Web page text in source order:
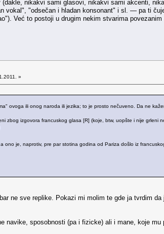
nikakvi sami glasovi, nikakvi sami akcenti,
vokal", "odsečan i hladan konsonant" i sl. — pa ti
Već to postoji u drugim nekim stvarima
»
ovoga ili onog naroda ili jezika; to je prosto nečuveno. Da ne
zbog izgovora francuskog glasa [R] (koje, btw, uopšte i nije
je, naprotiv, pre par stotina godina od Pariza došlo iz
ne sve replike. Pokazi mi molim te gde ja tvrdim da
navike, sposobnosti (pa i fizicke) ali i mane, koje